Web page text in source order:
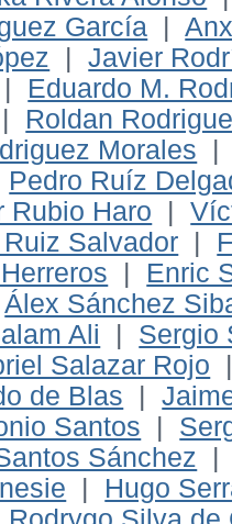
García |
|Javier
Eduardo M.
Roldan
Morales
Pedro Ruíz
Rubio Haro |
Salvador
Enric
Álex Sánchez
Ali
Sergio
Salazar Rojo
de Blas |
Santos
Sánchez
Hugo